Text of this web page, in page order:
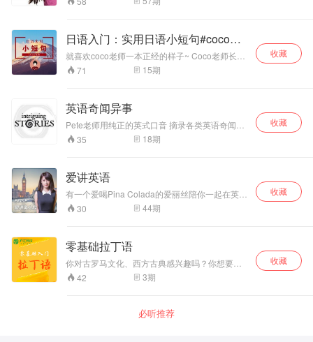
日语入门：实用日语小短句#coco老
师#
就喜欢coco老师一本正经的样子~ Coco老师长什
么样你们想知道吗?! 最实用的日语小短句，快速
学习日语必备！ #免费学习都在喜马拉雅这里
费领取入门口语试听课程哦，WX群互动，跟着名
师全天学习！#
71 15期
收藏
英语奇闻异事
Pete老师用纯正的英式口音 摘录各类英语奇闻异
事 翻译、录制 帮你在拓宽视野的同时 锻炼自己
的听力 潜移默化纠正发音 喜欢就关注我吧！
35 18期
收藏
爱讲英语
有一个爱喝Pina Colada的爱丽丝陪你一起在英式
英语的道路上当当大神，看看世界。关注V❤“爱
讲英语”~
30 44期
收藏
零基础拉丁语
你对古罗马文化、西方古典感兴趣吗？你想要了
解教会语言，看懂古典神话吗？你有计划学习意
法西葡语等其他罗曼语族语言吗？你希望利用拉
想要提高语言格调，在交流的时候，让自己惊艳
全场吗？学习拉丁语，就是你最好的选择！
42 3期
收藏
必听推荐